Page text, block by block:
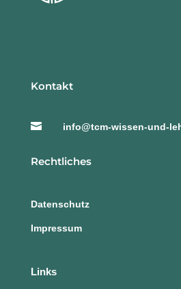
Kontakt
 info@tcm-wissen-und-
Rechtliches
Datenschutz
Impressum
Links